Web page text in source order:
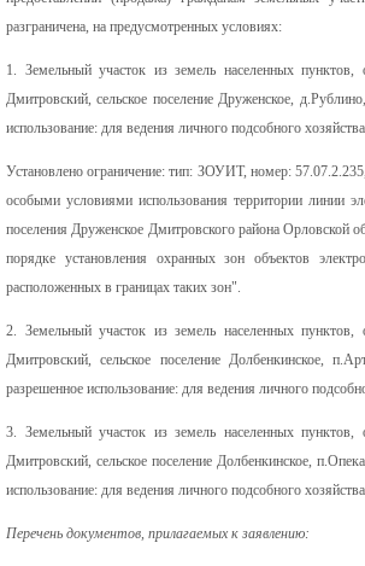
разграничена, на предусмотренных условиях:
1. Земельный участок из земель населенных пунктов,
Дмитровский, сельское поселение Друженское,
использование: для ведения личного подсобного хозяйства.
Установлено ограничение: тип: ЗОУИТ, номер:
особыми условиями использования территории
поселения Друженское Дмитровского района Орловской
порядке установления охранных зон объектов
расположенных в границах таких зон".
2. Земельный участок из земель населенных пунктов,
Дмитровский, сельское поселение Долбенкинское,
разрешенное использование: для ведения личного
3. Земельный участок из земель населенных пунктов,
Дмитровский, сельское поселение Долбенкинское,
использование: для ведения личного подсобного хозяйства.
Перечень документов, прилагаемых к заявлению: